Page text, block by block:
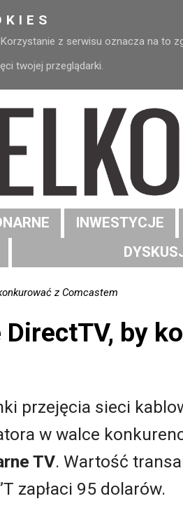
z serwisu oznacza na to
twojej przeglądarki.
INWESTYCJE
z Comcastem
by
przejęcia sieci
w walce
TV. Wartość
zapłaci 95 dolarów.